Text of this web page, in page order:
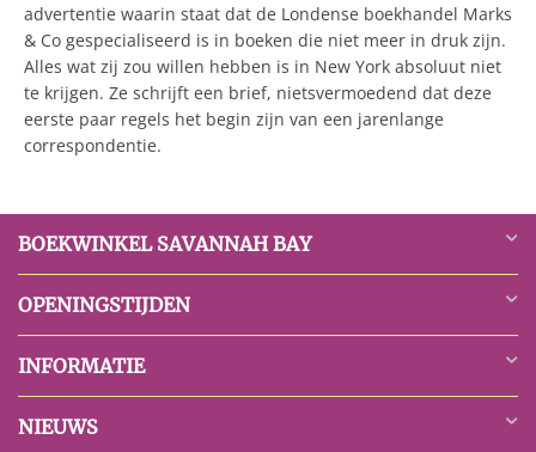
advertentie waarin staat dat de Londense boekhandel Marks
& Co gespecialiseerd is in boeken die niet meer in druk zijn.
Alles wat zij zou willen hebben is in New York absoluut niet
te krijgen. Ze schrijft een brief, nietsvermoedend dat deze
eerste paar regels het begin zijn van een jarenlange
correspondentie.
BOEKWINKEL SAVANNAH BAY
OPENINGSTIJDEN
INFORMATIE
NIEUWS